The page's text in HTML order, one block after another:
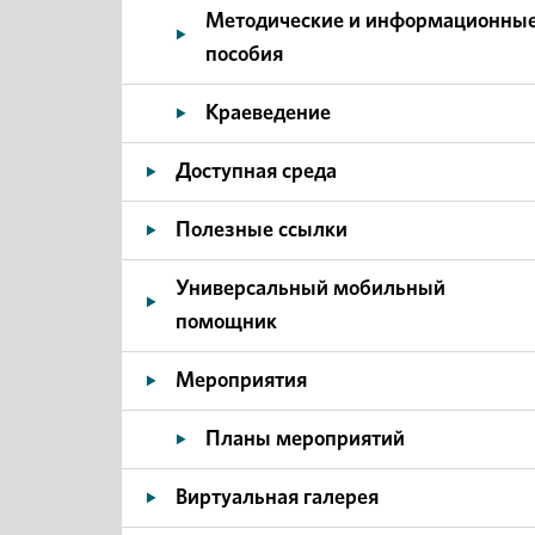
Методические и
пособия
Краеведение
Доступная среда
Полезные ссылки
Универсальный мобильный
помощник
Мероприятия
Планы мероприятий
Виртуальная галерея